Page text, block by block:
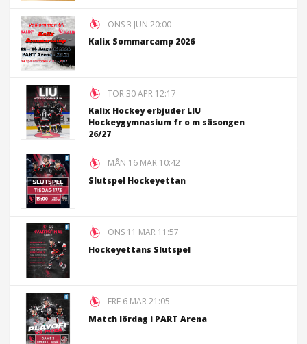
ONS 3 JUN 20:00
Kalix Sommarcamp 2026
TOR 30 APR 12:17
Kalix Hockey erbjuder LIU
Hockeygymnasium fr o m säsongen
26/27
MÅN 16 MAR 10:42
Slutspel Hockeyettan
ONS 11 MAR 11:57
Hockeyettans Slutspel
FRE 6 MAR 21:05
Match lördag i PART Arena